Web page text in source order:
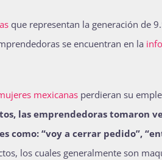
que representan la generación de
se encuentran en la
mexicanas perdieran su
las emprendedoras tomaron
como: “voy a cerrar pedido”,
los cuales generalmente son